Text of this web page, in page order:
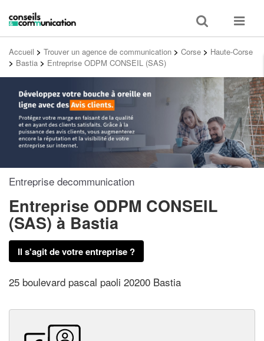
Toggle
search
Toggle
Accueil > Trouver un agence de communication > Corse > Haute-Corse
> Bastia > Entreprise ODPM CONSEIL (SAS)
Entreprise decommunication
Entreprise ODPM CONSEIL
(SAS)à Bastia
Il s'agit de votre entreprise ?
25 boulevard pascal paoli 20200 Bastia